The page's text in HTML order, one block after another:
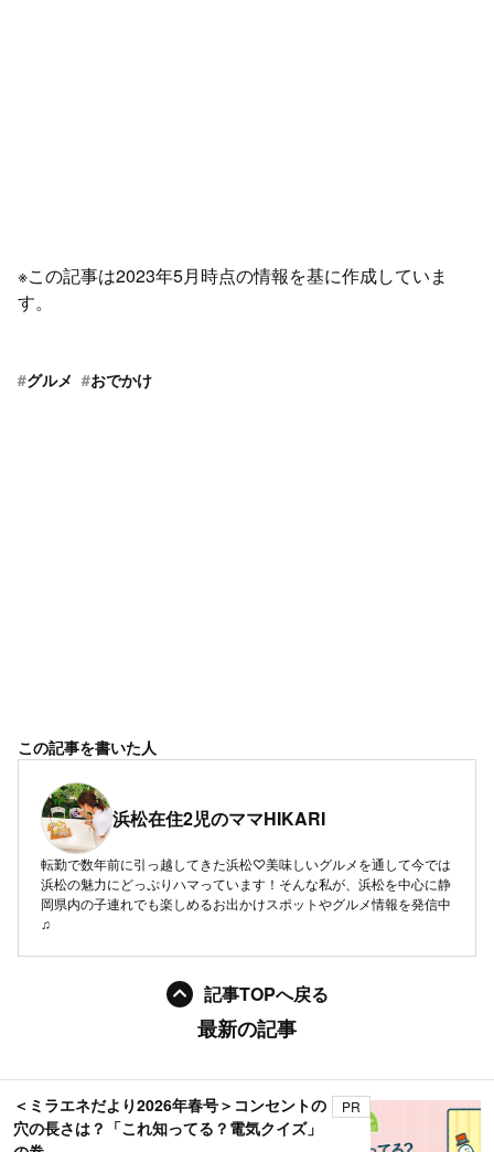
※この記事は2023年5月時点の情報を基に作成していま
す。
#グルメ #おでかけ
この記事を書いた人
浜松在住2児のママHIKARI
転勤で数年前に引っ越してきた浜松♡美味しいグルメを通して今では
浜松の魅力にどっぷりハマっています！そんな私が、浜松を中心に静
岡県内の子連れでも楽しめるお出かけスポットやグルメ情報を発信中
♫
記事TOPへ戻る
最新の記事
＜ミラエネだより2026年春号＞コンセントの
穴の長さは？「これ知ってる？電気クイズ」
PR